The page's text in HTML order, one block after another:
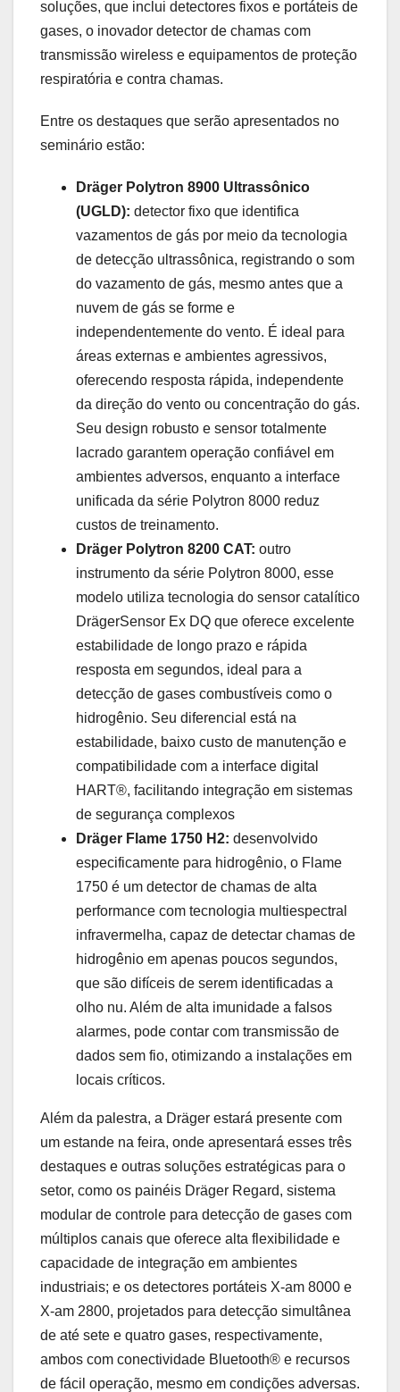
soluções, que inclui detectores fixos e portáteis de
gases, o inovador detector de chamas com
transmissão wireless e equipamentos de proteção
respiratória e contra chamas.
Entre os destaques que serão apresentados no
seminário estão:
Dräger Polytron 8900 Ultrassônico
(UGLD): detector fixo que identifica
vazamentos de gás por meio da tecnologia
de detecção ultrassônica, registrando o som
do vazamento de gás, mesmo antes que a
nuvem de gás se forme e
independentemente do vento. É ideal para
áreas externas e ambientes agressivos,
oferecendo resposta rápida, independente
da direção do vento ou concentração do gás.
Seu design robusto e sensor totalmente
lacrado garantem operação confiável em
ambientes adversos, enquanto a interface
unificada da série Polytron 8000 reduz
custos de treinamento.
Dräger Polytron 8200 CAT: outro
instrumento da série Polytron 8000, esse
modelo utiliza tecnologia do sensor catalítico
DrägerSensor Ex DQ que oferece excelente
estabilidade de longo prazo e rápida
resposta em segundos, ideal para a
detecção de gases combustíveis como o
hidrogênio. Seu diferencial está na
estabilidade, baixo custo de manutenção e
compatibilidade com a interface digital
HART®, facilitando integração em sistemas
de segurança complexos
Dräger Flame 1750 H2: desenvolvido
especificamente para hidrogênio, o Flame
1750 é um detector de chamas de alta
performance com tecnologia multiespectral
infravermelha, capaz de detectar chamas de
hidrogênio em apenas poucos segundos,
que são difíceis de serem identificadas a
olho nu. Além de alta imunidade a falsos
alarmes, pode contar com transmissão de
dados sem fio, otimizando a instalações em
locais críticos.
Além da palestra, a Dräger estará presente com
um estande na feira, onde apresentará esses três
destaques e outras soluções estratégicas para o
setor, como os painéis Dräger Regard, sistema
modular de controle para detecção de gases com
múltiplos canais que oferece alta flexibilidade e
capacidade de integração em ambientes
industriais; e os detectores portáteis X-am 8000 e
X-am 2800, projetados para detecção simultânea
de até sete e quatro gases, respectivamente,
ambos com conectividade Bluetooth® e recursos
de fácil operação, mesmo em condições adversas.